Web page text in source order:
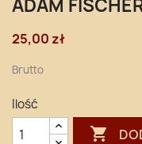
ADAM
25,00 zł
Brutto
Ilość
